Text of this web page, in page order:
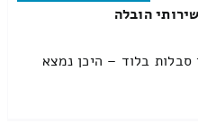
הובלה
סבלות בלוד – היכן נמצא